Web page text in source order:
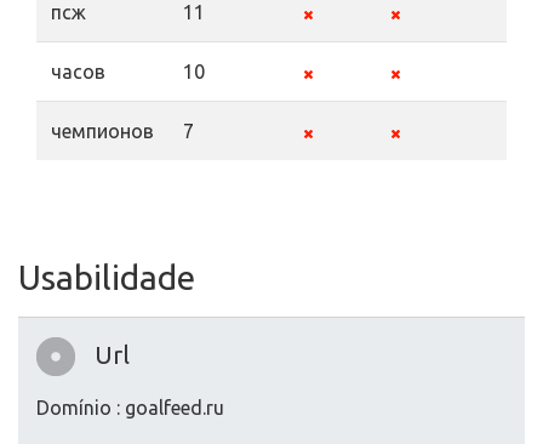
псж 11
часов 10
чемпионов 7
Usabilidade
Url
Domínio : goalfeed.ru